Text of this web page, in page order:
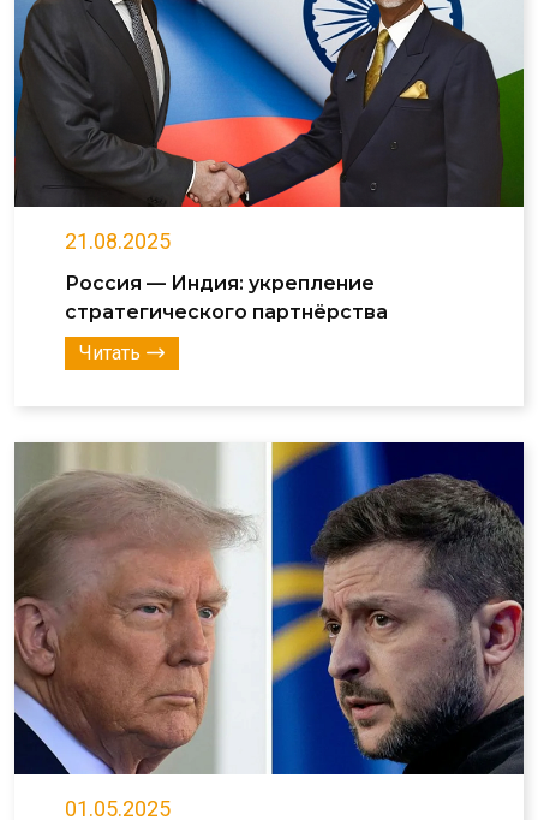
21.08.2025
Россия — Индия: укрепление
стратегического партнёрства
Читать
01.05.2025